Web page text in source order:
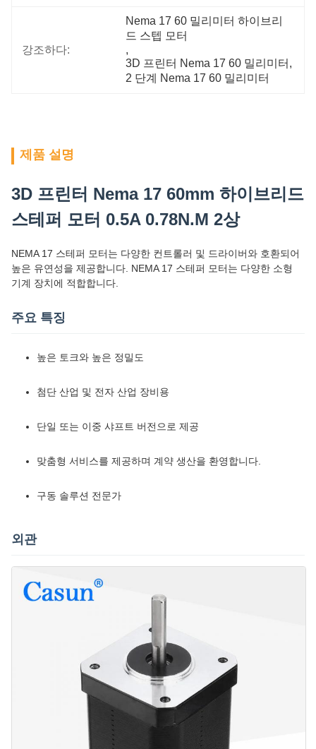
강조하다:
Nema 17 60 밀리미터 하이브리
드 스텝 모터
,
3D 프린터 Nema 17 60 밀리미터
2 단계 Nema 17 60 밀리미터
제품 설명
3D 프린터 Nema 17 60mm 하이브리드
스테퍼 모터 0.5A 0.78N.M 2상
NEMA 17 스테퍼 모터는 다양한 컨트롤러 및 드라이버와 호환되어
높은 유연성을 제공합니다. NEMA 17 스테퍼 모터는 다양한 소형
기계 장치에 적합합니다.
주요 특징
높은 토크와 높은 정밀도
첨단 산업 및 전자 산업 장비용
단일 또는 이중 샤프트 버전으로 제공
맞춤형 서비스를 제공하며 계약 생산을 환영합니다.
구동 솔루션 전문가
외관